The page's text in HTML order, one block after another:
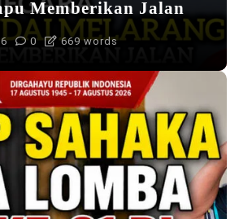
Memberikan Jalan
0 669 words